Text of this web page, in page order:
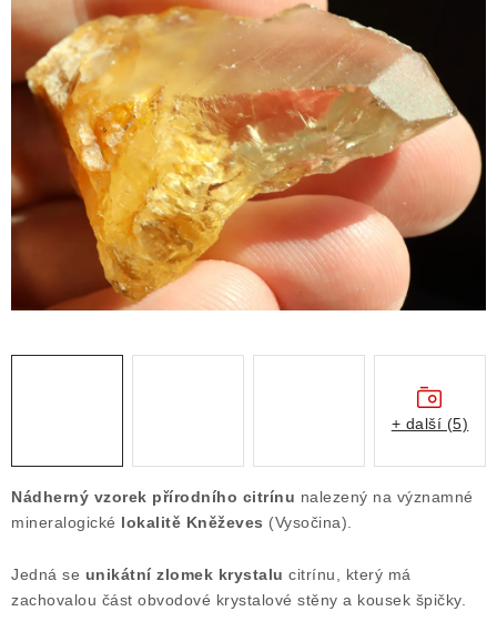
KRYSTALY
ČLÁNKY
NALEZIŠTĚ
NÁŠ PŘÍBĚH
VIDEOGALERIE
Výkup minerálů a drahých kamenů
Formulář pro odstoupení od smlouvy
Nádherný vzorek přírodního citrínu nalezený na významné
mineralogické lokalitě Kněževes (Vysočina).
Jedná se unikátní zlomek krystalu citrínu, který má
zachovalou část obvodové krystalové stěny a kousek špičky.
+ další (5)